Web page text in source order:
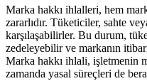
Marka hakkı ihlalleri, hem
zararlıdır. Tüketiciler, sahte
karşılaşabilirler. Bu durum,
zedeleyebilir ve markanın
Marka hakkı ihlali, işletmenin
zamanda yasal süreçleri de